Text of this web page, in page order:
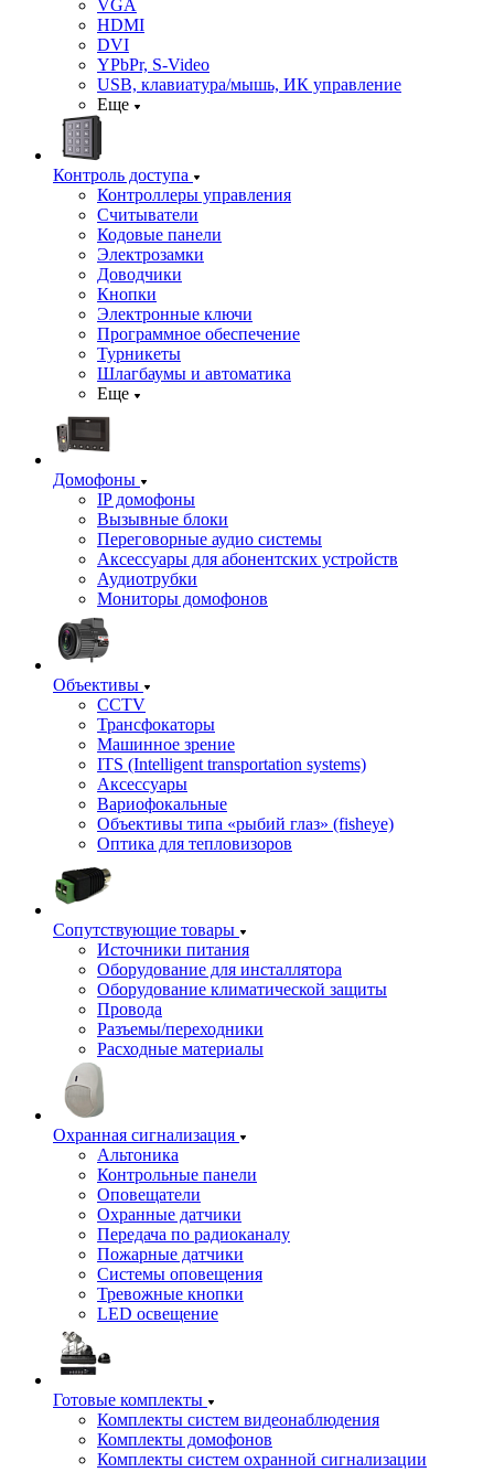
VGA
HDMI
DVI
YPbPr, S-Video
USB, клавиатура/мышь, ИК управление
Еще
Контроль доступа
Контроллеры управления
Считыватели
Кодовые панели
Электрозамки
Доводчики
Кнопки
Электронные ключи
Программное обеспечение
Турникеты
Шлагбаумы и автоматика
Еще
Домофоны
IP домофоны
Вызывные блоки
Переговорные аудио системы
Аксессуары для абонентских устройств
Аудиотрубки
Мониторы домофонов
Объективы
CCTV
Трансфокаторы
Машинное зрение
ITS (Intelligent transportation systems)
Аксессуары
Вариофокальные
Объективы типа «рыбий глаз» (fisheye)
Оптика для тепловизоров
Сопутствующие товары
Источники питания
Оборудование для инсталлятора
Оборудование климатической защиты
Провода
Разъемы/переходники
Расходные материалы
Охранная сигнализация
Альтоника
Контрольные панели
Оповещатели
Охранные датчики
Передача по радиоканалу
Пожарные датчики
Системы оповещения
Тревожные кнопки
LED освещение
Готовые комплекты
Комплекты систем видеонаблюдения
Комплекты домофонов
Комплекты систем охранной сигнализации